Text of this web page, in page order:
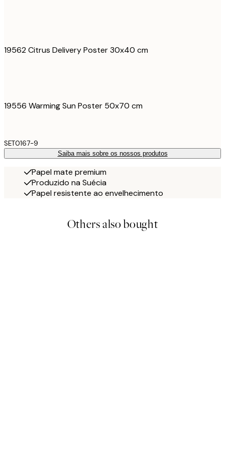
19562 Citrus Delivery Poster 30x40 cm
19556 Warming Sun Poster 50x70 cm
SET0167-9
Saiba mais sobre os nossos produtos
Papel mate premium
Produzido na Suécia
Papel resistente ao envelhecimento
Others also bought